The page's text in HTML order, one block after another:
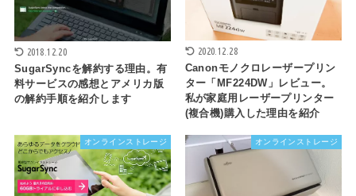
2018.12.20
SugarSyncを解約する理由。有
料サービスの感想とアメリカ版
の解約手順を紹介します
2020.12.28
Canonモノクロレーザープリン
ター「MF224DW」レビュー。
私が家庭用レーザープリンター
(複合機)購入した理由を紹介
オンラインストレージ オンラインストレージ